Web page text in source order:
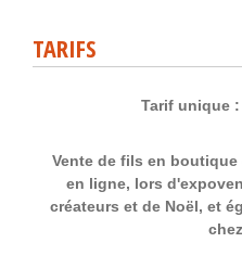
TARIFS
Tarif unique :
Vente de fils en
en ligne, lors
créateurs et de Noël, et